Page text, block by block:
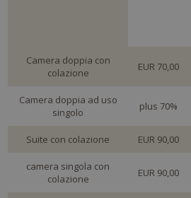
Camera doppia con
colazione
EUR 70,00
Camera doppia ad uso
singolo
plus 70%
Suite con colazione EUR 90,00
camera singola con
colazione
EUR 90,00